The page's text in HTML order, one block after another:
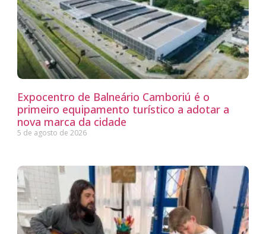
Expocentro de Balneário Camboriú é o
primeiro equipamento turístico a adotar a
nova marca da cidade
5 de agosto de 2026